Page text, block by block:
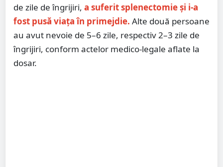
de zile de îngrijiri, a suferit splenectomie și i-a
fost pusă viața în primejdie. Alte două persoane
au avut nevoie de 5–6 zile, respectiv 2–3 zile de
îngrijiri, conform actelor medico-legale aflate la
dosar.